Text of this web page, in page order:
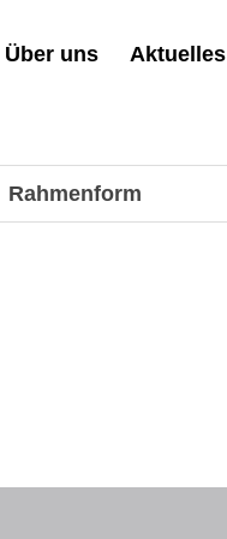
Über uns Aktuelles
Rahmenform